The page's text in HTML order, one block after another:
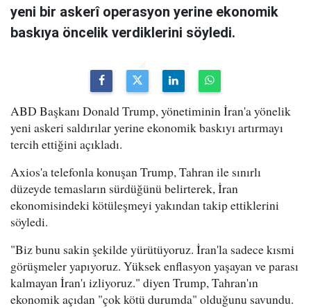
yeni bir askerî operasyon yerine ekonomik
baskıya öncelik verdiklerini söyledi.
ABD Başkanı Donald Trump, yönetiminin İran'a yönelik
yeni askeri saldırılar yerine ekonomik baskıyı artırmayı
tercih ettiğini açıkladı.
Axios'a telefonla konuşan Trump, Tahran ile sınırlı
düzeyde temasların sürdüğünü belirterek, İran
ekonomisindeki kötüleşmeyi yakından takip ettiklerini
söyledi.
"Biz bunu sakin şekilde yürütüyoruz. İran'la sadece kısmi
görüşmeler yapıyoruz. Yüksek enflasyon yaşayan ve parası
kalmayan İran'ı izliyoruz." diyen Trump, Tahran'ın
ekonomik açıdan "çok kötü durumda" olduğunu savundu.